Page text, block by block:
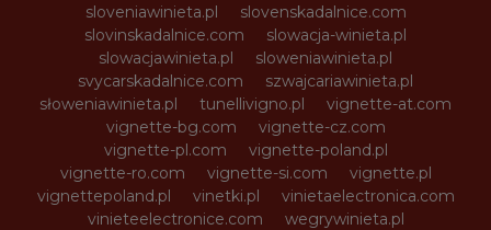
sloveniawinieta.pl
slovenskadalnice.com
slovinskadalnice.com
slowacja-winieta.pl
slowacjawinieta.pl
sloweniawinieta.pl
svycarskadalnice.com
szwajcariawinieta.pl
słoweniawinieta.pl
tunellivigno.pl
vignette-at.com
vignette-bg.com
vignette-cz.com
vignette-pl.com
vignette-poland.pl
vignette-ro.com
vignette-si.com
vignette.pl
vignettepoland.pl
vinetki.pl
vinietaelectronica.com
vinieteelectronice.com
wegrywinieta.pl